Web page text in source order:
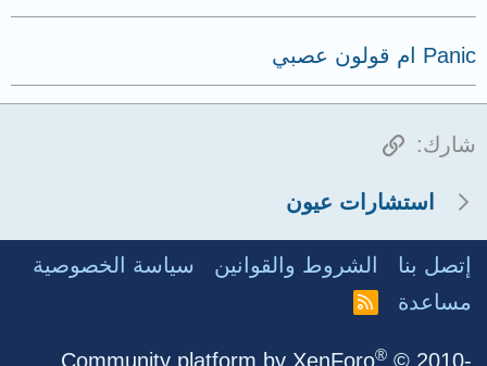
Panic ام قولون عصبي
شارك: الرابط
استشارات عيون
إتصل بنا الشروط والقوانين
سياسة الخصوصية
مساعدة
R
Community platform by XenForo® © 2010-